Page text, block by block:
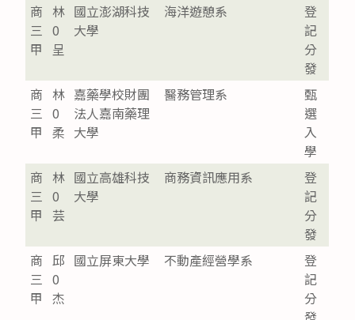
商
三
甲
林
0
呈
國立澎湖科技
大學
海洋遊憩系
登
記
分
發
商
三
甲
林
0
柔
嘉藥學校財團
法人嘉南藥理
大學
醫務管理系
甄
選
入
學
商
三
甲
林
0
芸
國立高雄科技
大學
商務資訊應用系
登
記
分
發
商
三
甲
邱
0
杰
國立屏東大學 不動產經營學系
登
記
分